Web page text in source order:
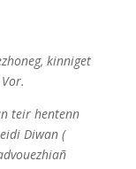
kinniget
teir hentenn
Diwan (